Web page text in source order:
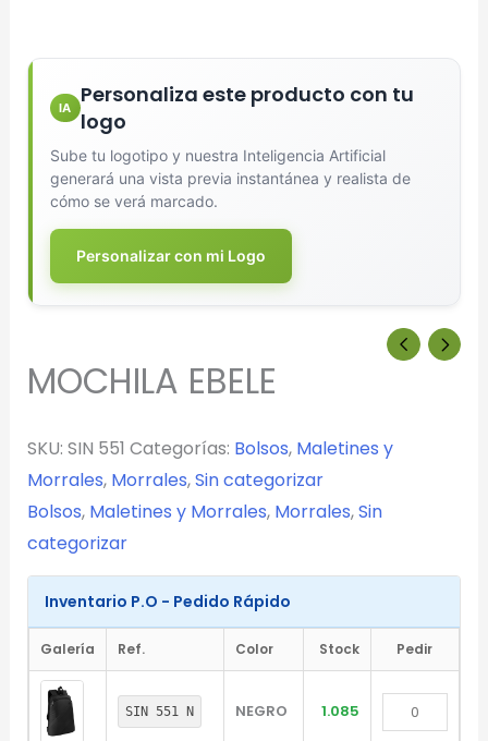
IA
Personaliza este producto con tu
logo
Sube tu logotipo y nuestra Inteligencia Artificial
generará una vista previa instantánea y realista de
cómo se verá marcado.
Personalizar con mi Logo
MOCHILA EBELE
SKU: SIN 551 Categorías: Bolsos, Maletines y
Morrales, Morrales,Sin categorizar
Bolsos, Maletines y Morrales, Morrales,Sin
categorizar
Inventario P.O - Pedido Rápido
Galería Ref. Color Stock Pedir
SIN 551 N NEGRO 1.085